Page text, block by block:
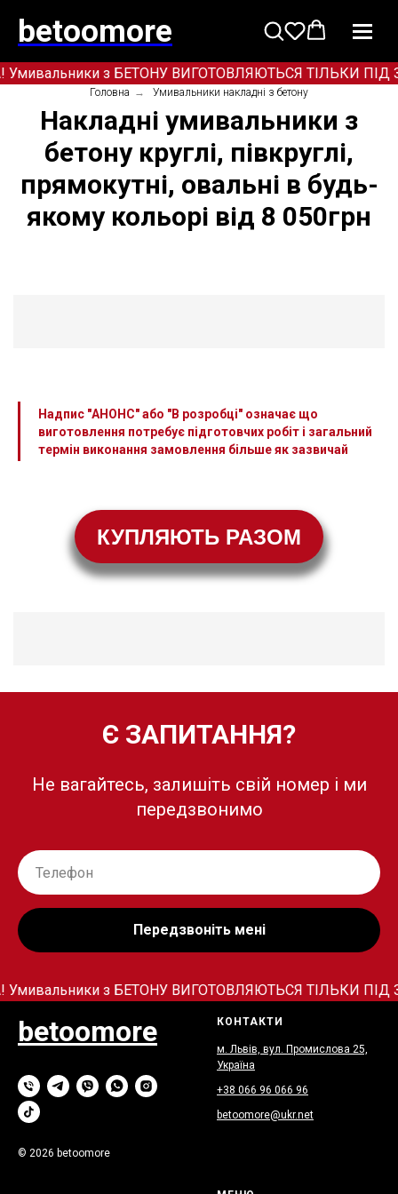
betoomore
з БЕТОНУ ВИГОТОВЛЯЮТЬСЯ ТІЛЬКИ ПІД
Головна → Умивальники накладні з бетону
Накладні умивальники з
бетону круглі, півкруглі,
прямокутні, овальні в будь-
якому кольорі від 8 050грн
Надпис "АНОНС" або "В розробці" означає що
виготовлення потребує підготовчих робіт і загальний
термін виконання замовлення більше як зазвичай
КУПЛЯЮТЬ РАЗОМ
Є ЗАПИТАННЯ?
Не вагайтесь, залишіть свій номер і ми
передзвонимо
Передзвоніть мені
з БЕТОНУ ВИГОТОВЛЯЮТЬСЯ ТІЛЬКИ ПІД
betoomore
© 2026 betoomore
КОНТАКТИ
м. Львів, вул. Промислова 25,
Україна
+38 066 96 066 96
betoomore@ukr.net